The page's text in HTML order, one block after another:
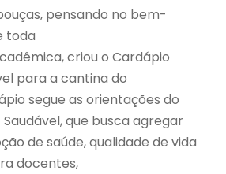
pensando no bem-
toda
criou o Cardápio
para a cantina do
segue as orientações do
Saudável, que busca agregar
de saúde, qualidade de vida
docentes,